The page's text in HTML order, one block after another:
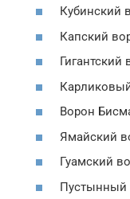
Кубинский
Капский
Гигантский
Ворон
Ямайский
Гуамский
Пустынный